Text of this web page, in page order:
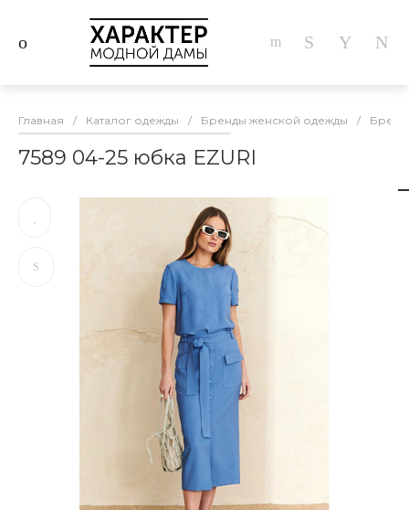
Главная / Каталог одежды / Бренды женской одежды /
7589 04-25 юбка EZURI